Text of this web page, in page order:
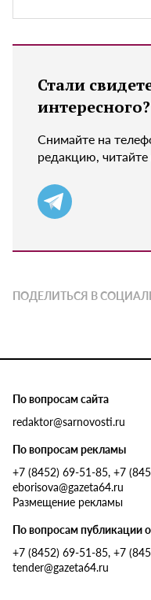
Стали
интересного?
Снимайте на
редакцию,
ПОДЕЛИТЬСЯ В
По вопросам сайта
redaktor@sarnovosti.ru
По вопросам рекламы
+7 (8452) 69-51-85, +7
eborisova@gazeta64.ru
Размещение рекламы
По вопросам публикации
+7 (8452) 69-51-85, +7
tender@gazeta64.ru